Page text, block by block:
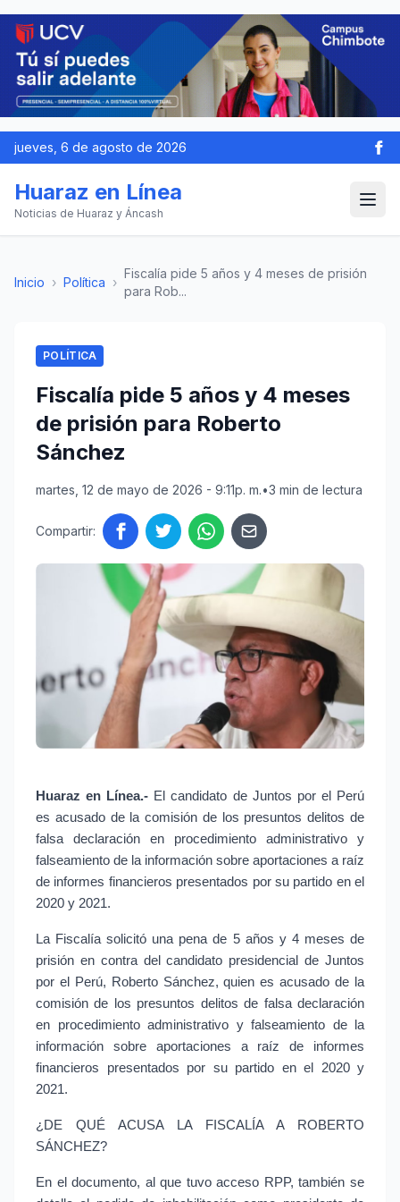
jueves, 6 de agosto de 2026
Huaraz en Línea
Noticias de Huaraz y Áncash
Inicio › Política ›
Fiscalía pide 5 años y 4 meses de prisión
para Rob...
POLÍTICA
Fiscalía pide 5 años y 4 meses
de prisión para Roberto
Sánchez
martes, 12 de mayo de 2026 - 9:11p. m.•3 min de lectura
Compartir:
Huaraz en Línea.- El candidato de Juntos por el Perú
es acusado de la comisión de los presuntos delitos de
falsa declaración en procedimiento administrativo y
falseamiento de la información sobre aportaciones a raíz
de informes financieros presentados por su partido en el
2020 y 2021.
La Fiscalía solicitó una pena de 5 años y 4 meses de
prisión en contra del candidato presidencial de Juntos
por el Perú, Roberto Sánchez, quien es acusado de la
comisión de los presuntos delitos de falsa declaración
en procedimiento administrativo y falseamiento de la
información sobre aportaciones a raíz de informes
financieros presentados por su partido en el 2020 y
2021.
¿DE QUÉ ACUSA LA FISCALÍA A ROBERTO
SÁNCHEZ?
En el documento, al que tuvo acceso RPP, también se